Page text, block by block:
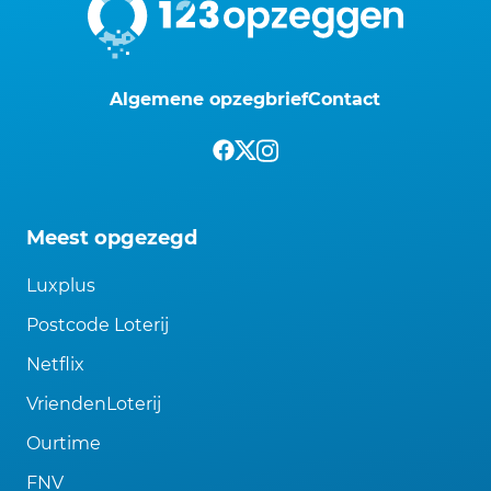
Algemene opzegbriefContact
Meest opgezegd
Luxplus
Postcode Loterij
Netflix
VriendenLoterij
Ourtime
FNV